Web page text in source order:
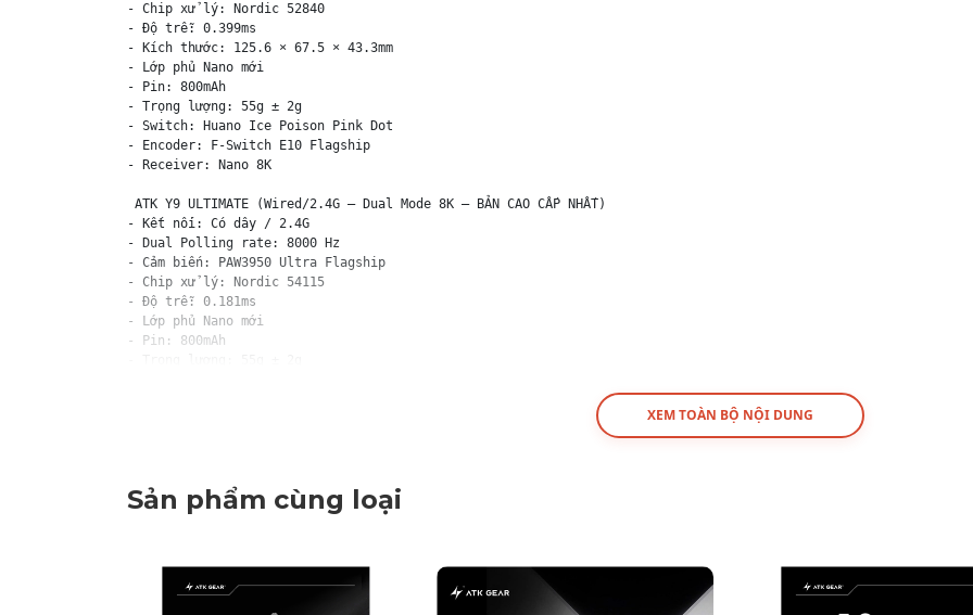
- Chip xử lý: Nordic 52840
- Độ trễ: 0.399ms
- Kích thước: 125.6 × 67.5 × 43.3mm
- Lớp phủ Nano mới
- Pin: 800mAh
- Trọng lượng: 55g ± 2g
- Switch: Huano Ice Poison Pink Dot
- Encoder: F-Switch E10 Flagship
- Receiver: Nano 8K
ATK Y9 ULTIMATE (Wired/2.4G – Dual Mode 8K – BẢN CAO CẤP NHẤT)
- Kết nối: Có dây / 2.4G
- Dual Polling rate: 8000 Hz
- Cảm biến: PAW3950 Ultra Flagship
- Chip xử lý: Nordic 54115
- Độ trễ: 0.181ms
- Lớp phủ Nano mới
- Pin: 800mAh
VỀ VIỆC SẠC PIN: Quý khách chỉ sạc pin cho chuột bằng cách cắm dây vào cổng USB máy tính. Tuyệt đối không
VỀ VIỆC BẢO HÀNH: Quý khách vui lòng quay lại video quá trình mở hộp sản phẩm (unbox) để được hỗ trợ bảo hành
Thời gian bảo hành: 1 tháng (hỗ trợ 1 đổi 1 trong 7 ngày đầu nếu có lỗi từ nhà sản xuất).
Điều kiện bảo hành: Áp dụng cho các lỗi từ nhà sản xuất như chuột không nhận tín hiệu, không lên nguồn, không
XEM TOÀN BỘ NỘI DUNG
Sản phẩm cùng loại